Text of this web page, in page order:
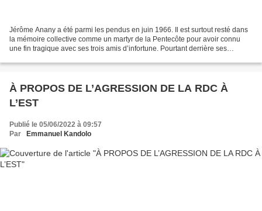
Jérôme Anany a été parmi les pendus en juin 1966. Il est surtout resté dans
la mémoire collective comme un martyr de la Pentecôte pour avoir connu
une fin tragique avec ses trois amis d’infortune. Pourtant derrière ses
À PROPOS DE L’AGRESSION DE LA RDC À
L’EST
Publié le 05/06/2022 à 09:57
Par
Emmanuel Kandolo